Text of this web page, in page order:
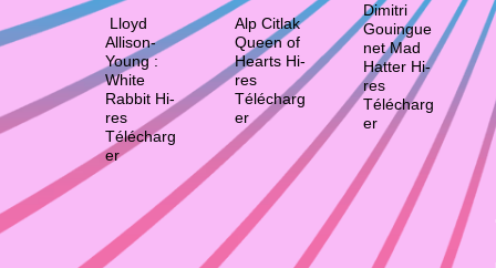
Lloyd
Allison-
Young :
White
Rabbit Hi-
res
Télécharg
er
Alp Citlak
Queen of
Hearts Hi-
res
Télécharg
er
Dimitri
Gouingue
net Mad
Hatter Hi-
res
Télécharg
er